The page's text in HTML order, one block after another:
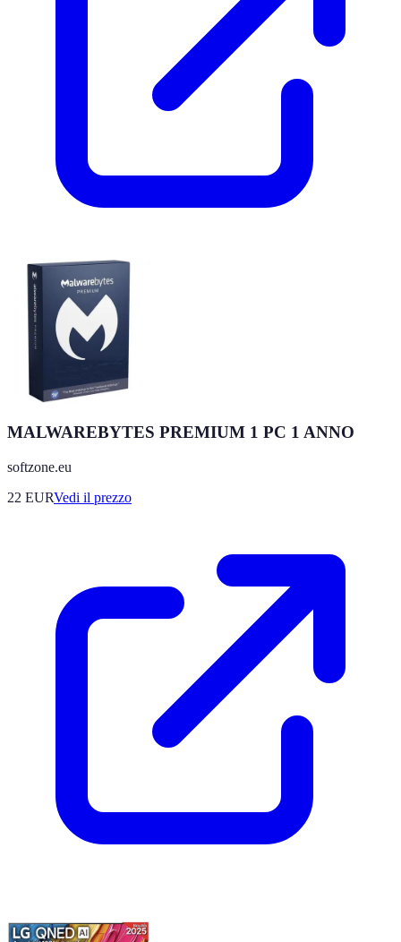
MALWAREBYTES PREMIUM 1 PC 1 ANNO
softzone.eu
22 EURVedi il prezzo